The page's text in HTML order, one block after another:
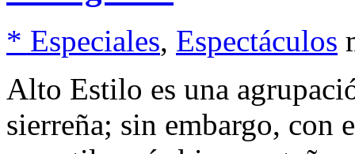
* Especiales, Espectáculos
Alto Estilo es una
sierreña; sin embargo, con